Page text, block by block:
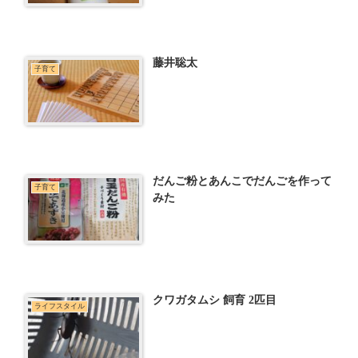
子育て 藤井聡太
子育て
だんご粉とあんこでだんごを作って
みた
ライフスタイル クワガタムシ 飼育 2匹目